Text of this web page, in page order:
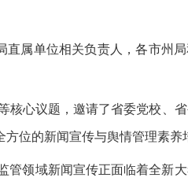
直属单位相关负责人 ，各市州
核心议题 ， 邀请了省委党校、
方位的新闻宣传与舆情管理素养
管领域新闻宣传正面临着全新